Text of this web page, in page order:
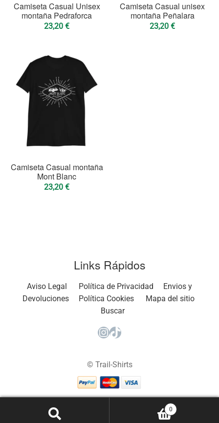
Camiseta Casual Unisex
montaña Pedraforca
23,20 €
Camiseta Casual unisex
montaña Peñalara
23,20 €
Camiseta Casual montaña
Mont Blanc
23,20 €
Links Rápidos
Aviso Legal Política de Privacidad
Envios y
Devoluciones
Política Cookies
Mapa del sitio
Buscar
Instagram
TikTok
© Trail-Shirts
0